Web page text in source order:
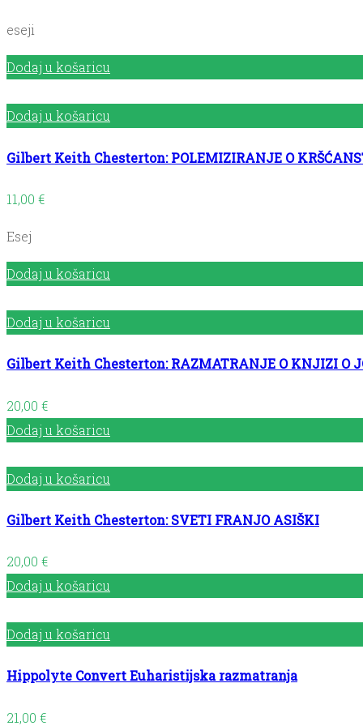
eseji
Dodaj u košaricu
Dodaj u košaricu
Gilbert Keith Chesterton: POLEMIZIRANJE O
11,00 €
Esej
Dodaj u košaricu
Dodaj u košaricu
Gilbert Keith Chesterton: RAZMATRANJE O KNJIZI O
20,00 €
Dodaj u košaricu
Dodaj u košaricu
Gilbert Keith Chesterton: SVETI FRANJO ASIŠKI
20,00 €
Dodaj u košaricu
Dodaj u košaricu
Hippolyte Convert Euharistijska razmatranja
21,00 €